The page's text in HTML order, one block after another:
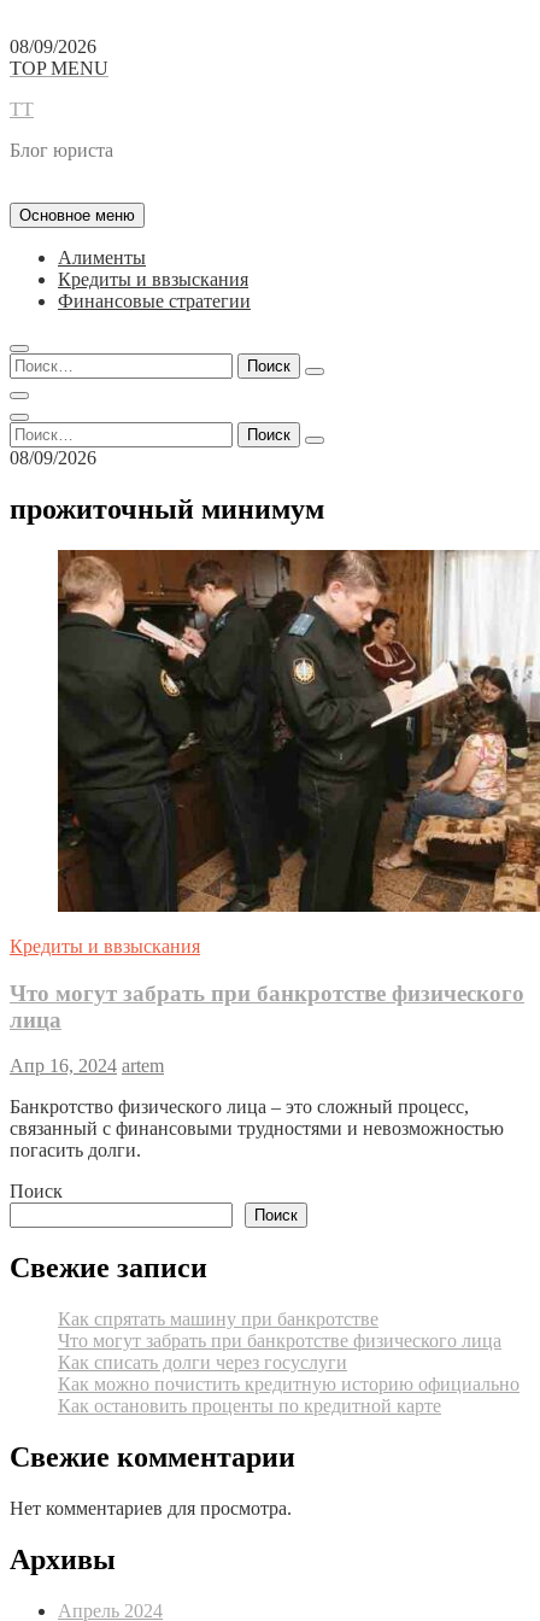
Перейти
к
08/09/2026
TOP MENU
TT
Блог юриста
Основное меню
Алименты
Кредиты и ввзыскания
Финансовые стратегии
Найти:
Найти:
08/09/2026
прожиточный минимум
Кредиты и ввзыскания
Что могут забрать при банкротстве физического
лица
Апр 16, 2024 artem
Банкротство физического лица – это сложный процесс,
связанный с финансовыми трудностями и невозможностью
погасить долги.
Поиск
Поиск
Свежие записи
Как спрятать машину при банкротстве
Что могут забрать при банкротстве физического лица
Как списать долги через госуслуги
Как можно почистить кредитную историю официально
Как остановить проценты по кредитной карте
Свежие комментарии
Нет комментариев для просмотра.
Архивы
Апрель 2024